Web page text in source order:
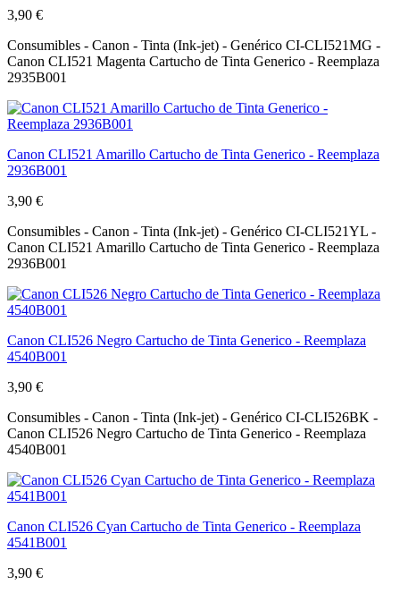
3,90 €
Consumibles - Canon - Tinta (Ink-jet) - Genérico CI-CLI521MG -
Canon CLI521 Magenta Cartucho de Tinta Generico - Reemplaza
2935B001
Canon CLI521 Amarillo Cartucho de Tinta Generico - Reemplaza
2936B001
3,90 €
Consumibles - Canon - Tinta (Ink-jet) - Genérico CI-CLI521YL -
Canon CLI521 Amarillo Cartucho de Tinta Generico - Reemplaza
2936B001
Canon CLI526 Negro Cartucho de Tinta Generico - Reemplaza
4540B001
3,90 €
Consumibles - Canon - Tinta (Ink-jet) - Genérico CI-CLI526BK -
Canon CLI526 Negro Cartucho de Tinta Generico - Reemplaza
4540B001
Canon CLI526 Cyan Cartucho de Tinta Generico - Reemplaza
4541B001
3,90 €